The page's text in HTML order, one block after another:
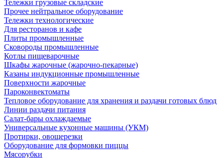
Тележки грузовые складские
Прочее нейтральное оборудование
Тележки технологические
Для ресторанов и кафе
Плиты промышленные
Сковороды промышленные
Котлы пищеварочные
Шкафы жарочные (жарочно-пекарные)
Казаны индукционные промышленные
Поверхности жарочные
Пароконвектоматы
Тепловое оборудование для хранения и раздачи готовых блюд
Линии раздачи питания
Салат-бары охлаждаемые
Универсальные кухонные машины (УКМ)
Протирки, овощерезки
Оборудование для формовки пиццы
Мясорубки